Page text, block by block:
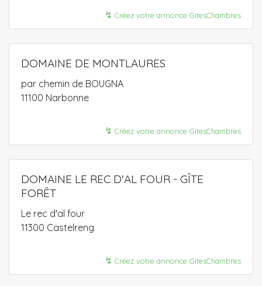
↯ Créez votre annonce GitesChambres
DOMAINE DE MONTLAURES
par chemin de BOUGNA
11100 Narbonne
↯ Créez votre annonce GitesChambres
DOMAINE LE REC D'AL FOUR - GÎTE
FORÊT
Le rec d'al four
11300 Castelreng
↯ Créez votre annonce GitesChambres